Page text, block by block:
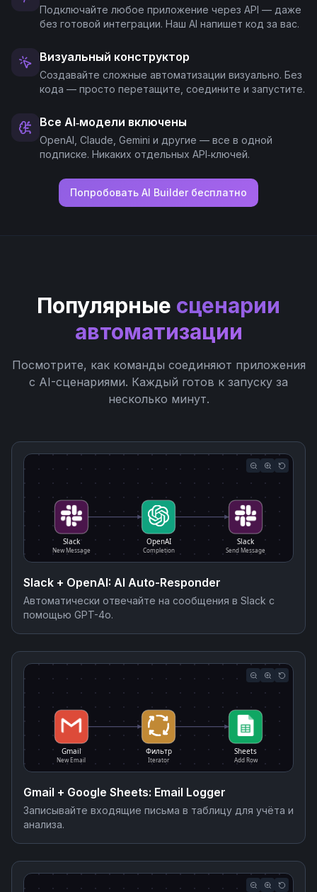
Подключайте любое приложение через API — даже
без готовой интеграции. Наш AI напишет код за вас.
Визуальный конструктор
Создавайте сложные автоматизации визуально. Без
кода — просто перетащите, соедините и запустите.
Все AI‑модели включены
OpenAI, Claude, Gemini и другие — все в одной
подписке. Никаких отдельных API‑ключей.
Попробовать AI Builder бесплатно
Популярные сценарии
автоматизации
Посмотрите, как команды соединяют приложения
с AI-сценариями. Каждый готов к запуску за
несколько минут.
Slack
New Message
OpenAI
Completion
Slack
Send Message
Slack + OpenAI: AI Auto-Responder
Автоматически отвечайте на сообщения в Slack с
помощью GPT-4o.
Gmail
New Email
Фильтр
Iterator
Sheets
Add Row
Gmail + Google Sheets: Email Logger
Записывайте входящие письма в таблицу для учёта и
анализа.